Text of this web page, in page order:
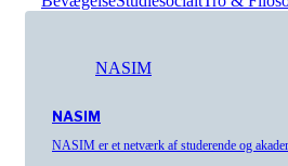
NASIM
NASIM
NASIM er et netværk af studerende og